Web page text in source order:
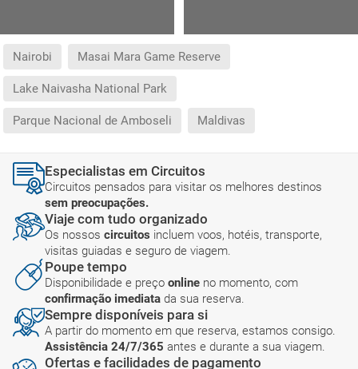
Nairobi Masai Mara Game Reserve
Lake Naivasha National Park
Parque Nacional de Amboseli Maldivas
Especialistas em Circuitos
Circuitos pensados para visitar os melhores destinos
sem preocupações.
Viaje com tudo organizado
Os nossos circuitos incluem voos, hotéis, transporte,
visitas guiadas e seguro de viagem.
Poupe tempo
Disponibilidade e preço online no momento, com
confirmação imediata da sua reserva.
Sempre disponíveis para si
A partir do momento em que reserva, estamos consigo.
Assistência 24/7/365 antes e durante a sua viagem.
Ofertas e facilidades de pagamento